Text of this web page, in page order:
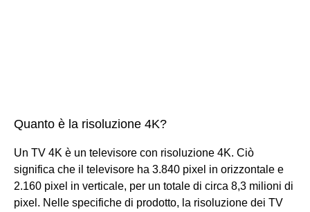
Quanto è la risoluzione 4K?
Un TV 4K è un televisore con risoluzione 4K. Ciò
significa che il televisore ha 3.840 pixel in orizzontale e
2.160 pixel in verticale, per un totale di circa 8,3 milioni di
pixel. Nelle specifiche di prodotto, la risoluzione dei TV